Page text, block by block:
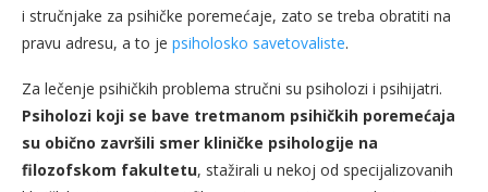
i stručnjake za psihičke poremećaje, zato se treba obratiti na
pravu adresu, a to je psiholosko savetovaliste.
Za lečenje psihičkih problema stručni su psiholozi i psihijatri.
Psiholozi koji se bave tretmanom psihičkih poremećaja
su obično završili smer kliničke psihologije na
filozofskom fakultetu, stažirali u nekoj od specijalizovanih